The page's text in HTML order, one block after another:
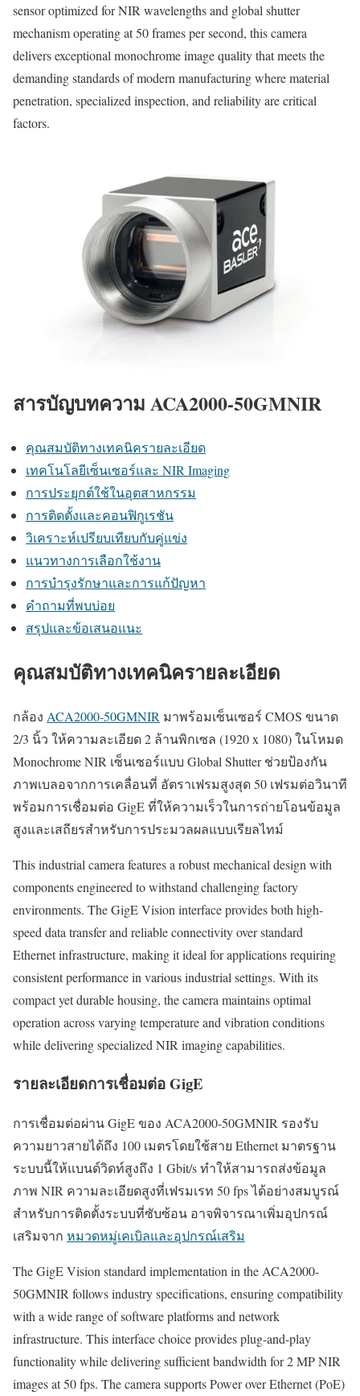
sensor optimized for NIR wavelengths and global shutter
mechanism operating at 50 frames per second, this camera
delivers exceptional monochrome image quality that meets the
demanding standards of modern manufacturing where material
penetration, specialized inspection, and reliability are critical
factors.
สารบัญบทความ ACA2000-50GMNIR
คุณสมบัติทางเทคนิครายละเอียด
เทคโนโลยีเซ็นเซอร์และ NIR Imaging
การประยุกต์ใช้ในอุตสาหกรรม
การติดตั้งและคอนฟิกูเรชัน
วิเคราะห์เปรียบเทียบกับคู่แข่ง
แนวทางการเลือกใช้งาน
การบำรุงรักษาและการแก้ปัญหา
คำถามที่พบบ่อย
สรุปและข้อเสนอแนะ
คุณสมบัติทางเทคนิครายละเอียด
กล้อง ACA2000-50GMNIR มาพร้อมเซ็นเซอร์ CMOS ขนาด
2/3 นิ้ว ให้ความละเอียด 2 ล้านพิกเซล (1920 x 1080) ในโหมด
Monochrome NIR เซ็นเซอร์แบบ Global Shutter ช่วยป้องกัน
ภาพเบลอจากการเคลื่อนที่ อัตราเฟรมสูงสุด 50 เฟรมต่อวินาที
พร้อมการเชื่อมต่อ GigE ที่ให้ความเร็วในการถ่ายโอนข้อมูล
สูงและเสถียรสำหรับการประมวลผลแบบเรียลไทม์
This industrial camera features a robust mechanical design with
components engineered to withstand challenging factory
environments. The GigE Vision interface provides both high-
speed data transfer and reliable connectivity over standard
Ethernet infrastructure, making it ideal for applications requiring
consistent performance in various industrial settings. With its
compact yet durable housing, the camera maintains optimal
operation across varying temperature and vibration conditions
while delivering specialized NIR imaging capabilities.
รายละเอียดการเชื่อมต่อ GigE
การเชื่อมต่อผ่าน GigE ของ ACA2000-50GMNIR รองรับ
ความยาวสายได้ถึง 100 เมตรโดยใช้สาย Ethernet มาตรฐาน
ระบบนี้ให้แบนด์วิดท์สูงถึง 1 Gbit/s ทำให้สามารถส่งข้อมูล
ภาพ NIR ความละเอียดสูงที่เฟรมเรท 50 fps ได้อย่างสมบูรณ์
สำหรับการติดตั้งระบบที่ซับซ้อน อาจพิจารณาเพิ่มอุปกรณ์
เสริมจาก หมวดหมู่เคเบิลและอุปกรณ์เสริม
The GigE Vision standard implementation in the ACA2000-
50GMNIR follows industry specifications, ensuring compatibility
with a wide range of software platforms and network
infrastructure. This interface choice provides plug-and-play
functionality while delivering sufficient bandwidth for 2 MP NIR
images at 50 fps. The camera supports Power over Ethernet (PoE)